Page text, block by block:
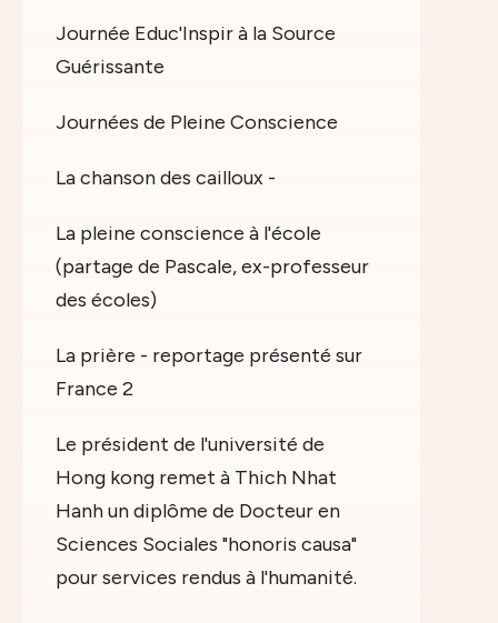
Journée Educ'Inspir à la Source
Guérissante
Journées de Pleine Conscience
La chanson des cailloux -
La pleine conscience à l'école
(partage de Pascale, ex-professeur
des écoles)
La prière - reportage présenté sur
France 2
Le président de l'université de
Hong kong remet à Thich Nhat
Hanh un diplôme de Docteur en
Sciences Sociales "honoris causa"
pour services rendus à l'humanité.